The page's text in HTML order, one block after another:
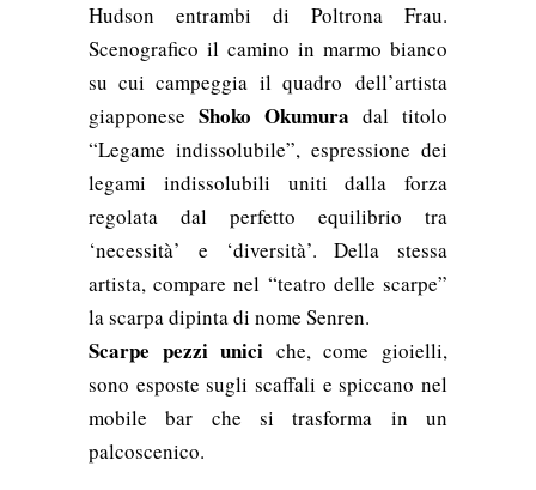
Hudson entrambi di Poltrona Frau.
Scenografico il camino in marmo bianco
su cui campeggia il quadro dell’artista
giapponese Shoko Okumura dal titolo
“Legame indissolubile”, espressione dei
legami indissolubili uniti dalla forza
regolata dal perfetto equilibrio tra
‘necessità’ e ‘diversità’. Della stessa
artista, compare nel “teatro delle scarpe”
la scarpa dipinta di nome Senren.
Scarpe pezzi unici che, come gioielli,
sono esposte sugli scaffali e spiccano nel
mobile bar che si trasforma in un
palcoscenico.